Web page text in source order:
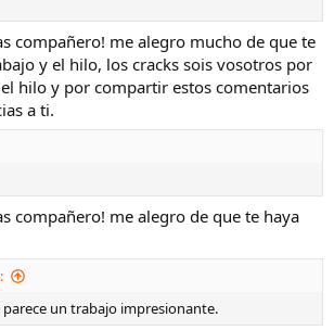
compañero! me alegro mucho de que te
y el hilo, los cracks sois vosotros por
hilo y por compartir estos comentarios
a ti.
compañero! me alegro de que te haya
parece un trabajo impresionante.